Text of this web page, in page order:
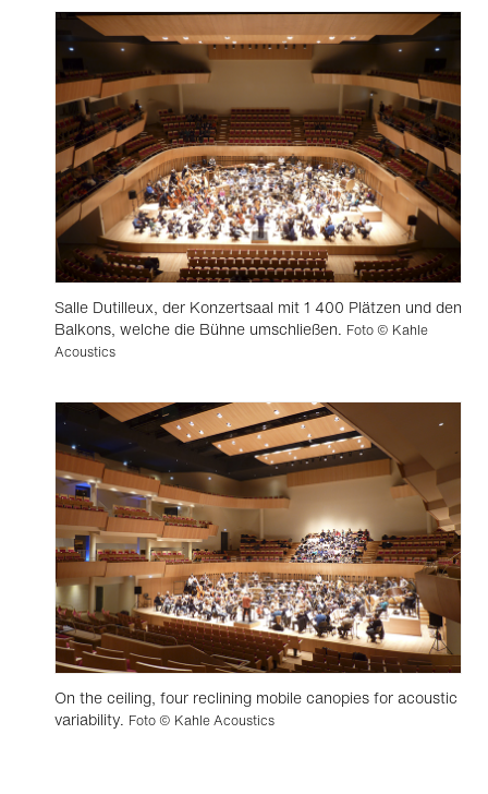
Salle Dutilleux, der Konzertsaal mit 1 400 Plätzen und den
Balkons, welche die Bühne umschließen. Foto © Kahle
Acoustics
On the ceiling, four reclining mobile canopies for acoustic
variability. Foto © Kahle Acoustics